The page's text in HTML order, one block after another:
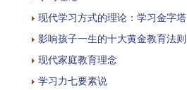
现代学习方式的理论：学习金字塔
影响孩子一生的十大黄金教育法则
现代家庭教育理念
学习力七要素说